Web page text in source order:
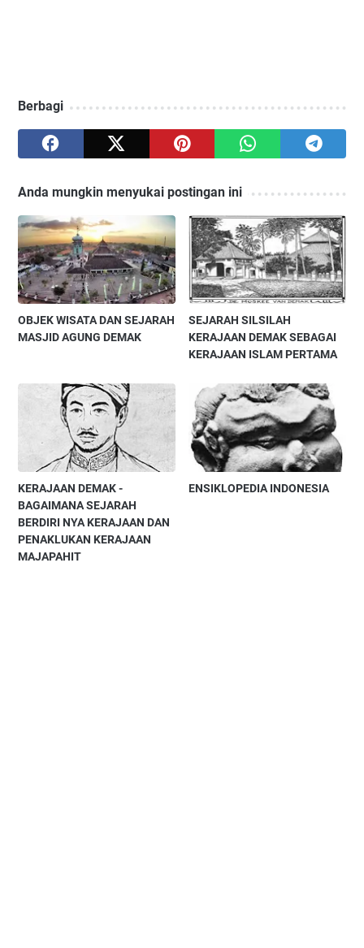
Berbagi
Anda mungkin menyukai postingan ini
OBJEK WISATA DAN SEJARAH
MASJID AGUNG DEMAK
SEJARAH SILSILAH
KERAJAAN DEMAK SEBAGAI
KERAJAAN ISLAM PERTAMA
KERAJAAN DEMAK -
BAGAIMANA SEJARAH
BERDIRI NYA KERAJAAN DAN
PENAKLUKAN KERAJAAN
MAJAPAHIT
ENSIKLOPEDIA INDONESIA